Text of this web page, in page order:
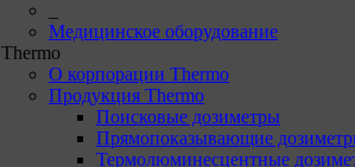
Медицинское оборудование
Thermo
О корпорации Thermo
Продукция Thermo
Поисковые дозиметры
Прямопоказывающие
Термолюминесцентные